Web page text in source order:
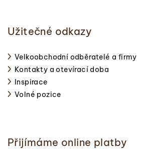
Užitečné odkazy
Velkoobchodní odběratelé a firmy
Kontakty a otevírací doba
Inspirace
Volné pozice
Přijímáme online platby